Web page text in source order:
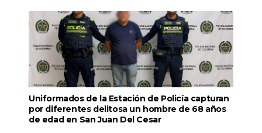
Uniformados de la Estación de Policía capturan
por diferentes delitosa un hombre de 68 años
de edad en San Juan Del Cesar